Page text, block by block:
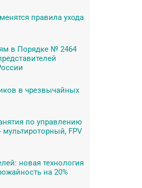
правила ухода
в Порядке № 2464
в чрезвычайных
по управлению
FPV
новая технология
на 20%